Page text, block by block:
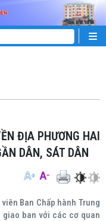
DÂN, SÁT DÂN
Ban Chấp hành Trung
giao ban với các cơ quan